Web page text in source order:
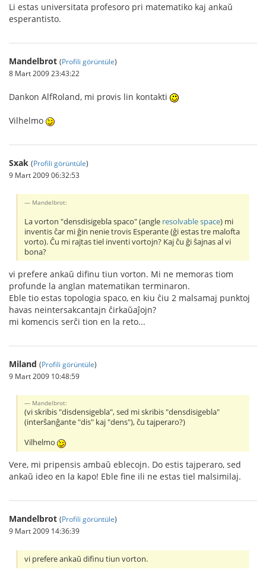
Li estas universitata profesoro pri matematiko kaj ankaŭ
esperantisto.
Mandelbrot (Profili görüntüle)
8 Mart 2009 23:43:22
Dankon AlfRoland, mi provis lin kontakti
Vilhelmo
Sxak (Profili görüntüle)
9 Mart 2009 06:32:53
Mandelbrot:
La vorton "densdisigebla spaco" (angle resolvable space) mi
inventis ĉar mi ĝin nenie trovis Esperante (ĝi estas tre malofta
vorto). Ĉu mi rajtas tiel inventi vortojn? Kaj ĉu ĝi ŝajnas al vi
bona?
vi prefere ankaŭ difinu tiun vorton. Mi ne memoras tiom
profunde la anglan matematikan terminaron.
Eble tio estas topologia spaco, en kiu ĉiu 2 malsamaj punktoj
havas neintersakcantajn ĉirkaŭaĵojn?
mi komencis serĉi tion en la reto...
Miland (Profili görüntüle)
9 Mart 2009 10:48:59
Mandelbrot:
(vi skribis "disdensigebla", sed mi skribis "densdisigebla"
(interŝanĝante "dis" kaj "dens"), ĉu tajperaro?)
Vilhelmo
Vere, mi pripensis ambaŭ eblecojn. Do estis tajperaro, sed
ankaŭ ideo en la kapo! Eble fine ili ne estas tiel malsimilaj.
Mandelbrot (Profili görüntüle)
9 Mart 2009 14:36:39
vi prefere ankaŭ difinu tiun vorton.